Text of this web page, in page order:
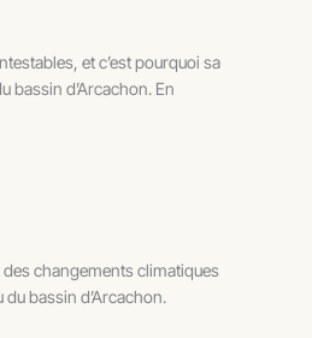
et c’est pourquoi sa
bassin d’Arcachon. En
des changements climatiques
bassin d’Arcachon.